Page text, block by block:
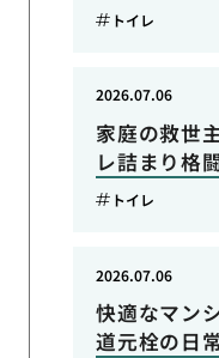
トイレ
家庭の救世
レ詰まり格
2026.07.06
トイレ
快適なマン
道元栓の日
2026.07.06